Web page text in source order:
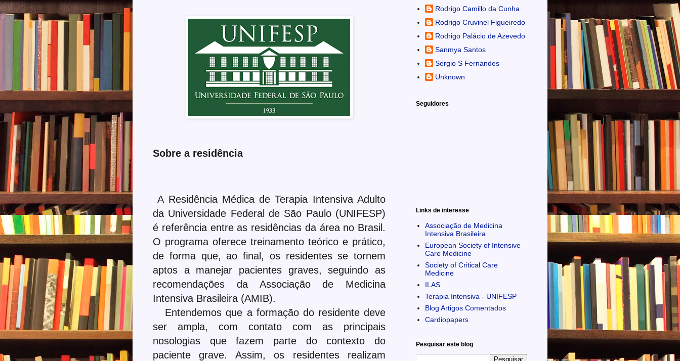
Sobre a residência
A Residência Médica de Terapia Intensiva Adulto
da Universidade Federal de São Paulo (UNIFESP)
é referência entre as residências da área no Brasil.
O programa oferece treinamento teórico e prático,
de forma que, ao final, os residentes se tornem
aptos a manejar pacientes graves, seguindo as
recomendações da Associação de Medicina
Intensiva Brasileira (AMIB).
Entendemos que a formação do residente deve
ser ampla, com contato com as principais
nosologias que fazem parte do contexto do
paciente grave. Assim, os residentes realizam
Rodrigo Camillo da Cunha
Rodrigo Cruvinel Figueiredo
Rodrigo Palácio de Azevedo
Sanmya Santos
Sergio S Fernandes
Unknown
Seguidores
Links de interesse
Associação de Medicina
Intensiva Brasileira
European Society of Intensive
Care Medicine
Society of Critical Care
Medicine
ILAS
Terapia Intensiva - UNIFESP
Blog Artigos Comentados
Cardiopapers
Pesquisar este blog